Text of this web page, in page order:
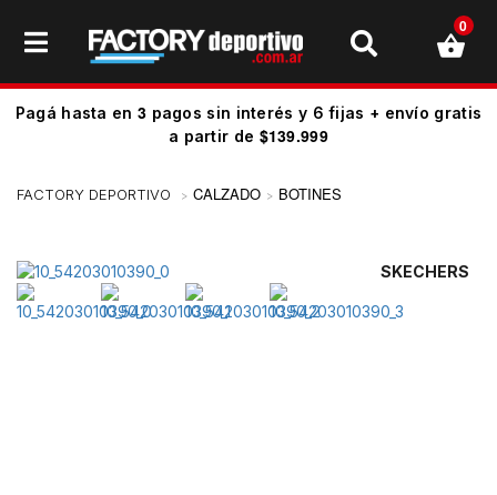
Pagá hasta en 3 pagos sin interés y 6 fijas + envío gratis
a partir de $139.999
0
CALZADO BOTINES
SKECHERS